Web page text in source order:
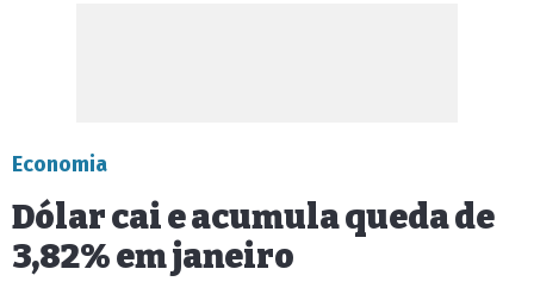
Economia
Dólar cai e acumula queda de
3,82% em janeiro